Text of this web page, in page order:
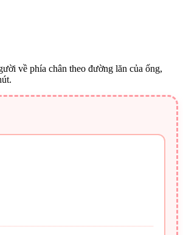
về phía chân theo đường lăn của ống,